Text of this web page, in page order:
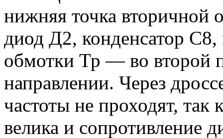
нижняя точка вторичной
диод Д2, конденсатор С8,
обмотки Тр — во второй
направлении. Через
частоты не проходят, так
велика и сопротивление